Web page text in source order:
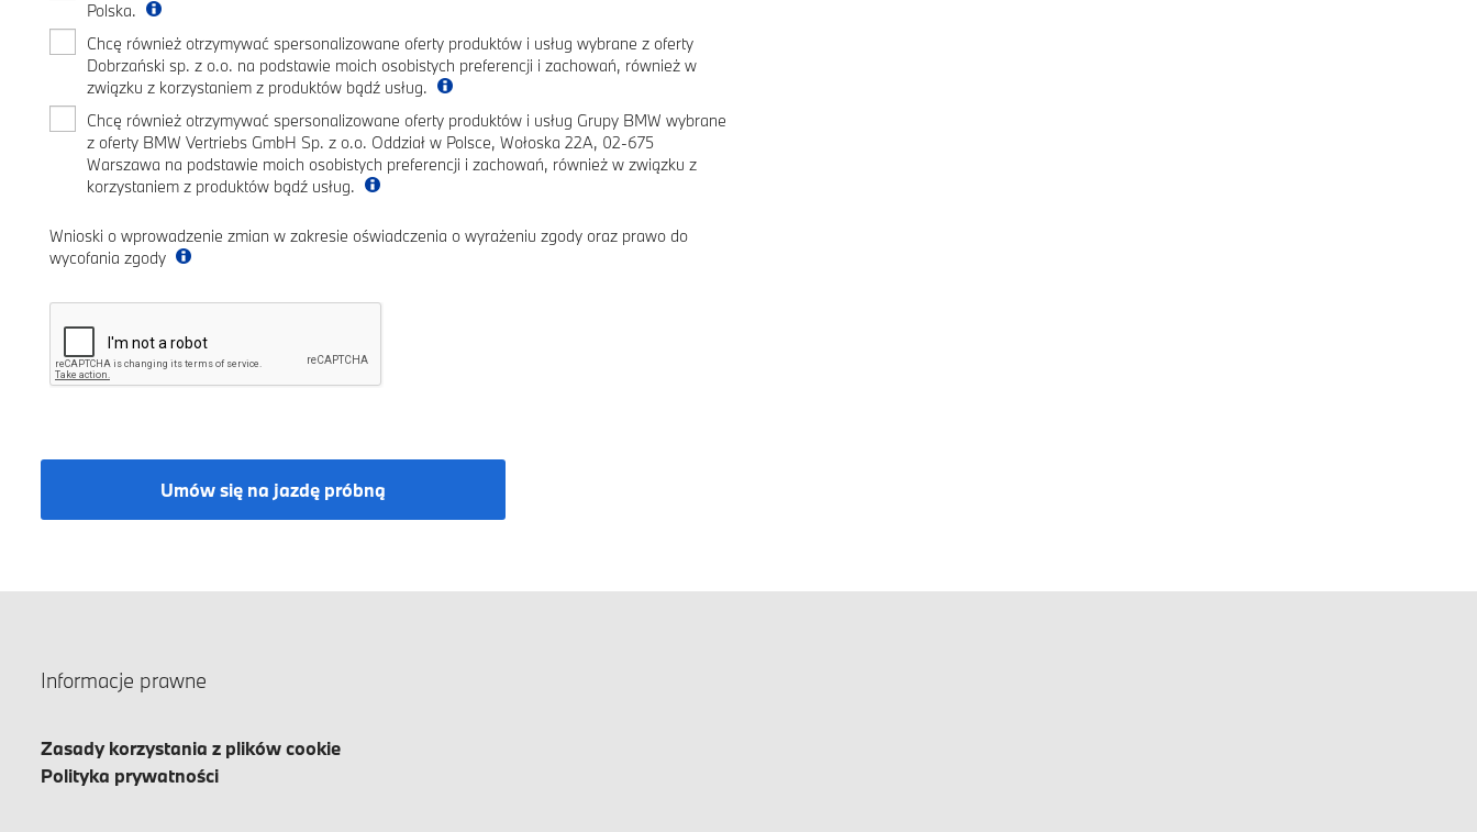
Polska.
Chcę również otrzymywać spersonalizowane oferty produktów i usług wybrane z oferty
Dobrzański sp. z o.o. na podstawie moich osobistych preferencji i zachowań, również w
związku z korzystaniem z produktów bądź usług.
Chcę również otrzymywać spersonalizowane oferty produktów i usług Grupy BMW wybrane
z oferty BMW Vertriebs GmbH Sp. z o.o. Oddział w Polsce, Wołoska 22A, 02-675
Warszawa na podstawie moich osobistych preferencji i zachowań, również w związku z
korzystaniem z produktów bądź usług.
Wnioski o wprowadzenie zmian w zakresie oświadczenia o wyrażeniu zgody oraz prawo do
wycofania zgody
Umów się na jazdę próbną
Informacje prawne
Zasady korzystania z plików cookie
Polityka prywatności